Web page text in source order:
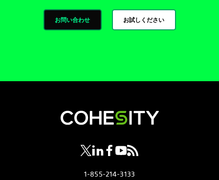
お問い合わせ お試しください
新しいタブで開く
新しいタブで開く
新しいタブで開く
新しいタブで開く
新しいタブで開く
1-855-214-3133